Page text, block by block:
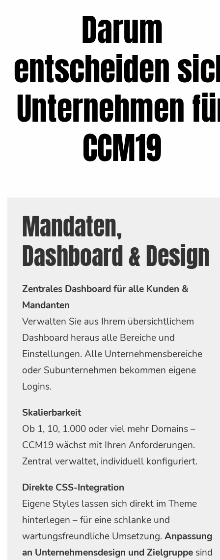
Darum
entscheiden
Unternehmen
CCM19
Mandaten,
Dashboard & Design
Zentrales Dashboard für alle Kunden &
Mandanten
Verwalten Sie aus Ihrem übersichtlichem
Dashboard heraus alle Bereiche und
Einstellungen. Alle Unternehmensbereiche
oder Subunternehmen bekommen eigene
Logins.
Skalierbarkeit
Ob 1, 10, 1.000 oder viel mehr Domains –
CCM19 wächst mit Ihren Anforderungen.
Zentral verwaltet, individuell konfiguriert.
Direkte CSS-Integration
Eigene Styles lassen sich direkt im Theme
hinterlegen – für eine schlanke und
wartungsfreundliche Umsetzung. Anpassung
an Unternehmensdesign und Zielgruppe sind